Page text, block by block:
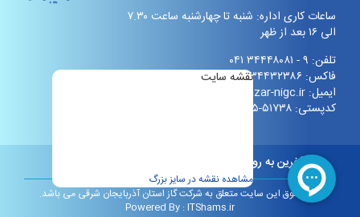
ساعات کاری اداره: شنبه تا چهارشنبه ساعت ۷.۳۰
الی ۱۶ بعد از ظهر
تلفن: ۹ - ۳۴۴۴۸۰۸۱ ۰۴۱
فاکس: ۳۴۴۳۲۳۸۶ ۰۴۱
ایمیل: info@eazar-nigc.ir
کدپستی: ۵۱۷۳۸-۶۱۹۹۵
نقشه سایت
مشاهده نقشه در سایز بزرگ
آخرین به روز رسانی:
کلیه حقوق این سایت متعلق به شرکت گاز استان آذربایجان شرقی می باشد.
Powered By : ITShams.ir